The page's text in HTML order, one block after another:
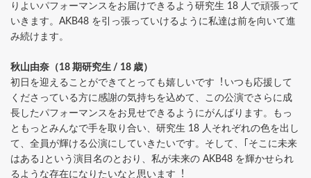
りよいパフォーマンスをお届けできるよう研究⽣ 18 ⼈で頑張って
いきます。AKB48 を引っ張っていけるように私達は前を向いて進
み続けます。
秋⼭由奈（18 期研究⽣ / 18 歳）
初⽇を迎えることができてとっても嬉しいです︕いつも応援して
くださっている⽅に感謝の気持ちを込めて、この公演でさらに成
⻑したパフォーマンスをお⾒せできるようにがんばります。もっ
ともっとみんなで⼿を取り合い、研究⽣ 18 ⼈それぞれの⾊を出し
て、全員が輝ける公演にしていきたいです。そして、｢そこに未来
はある｣という演⽬名のとおり、私が未来の AKB48 を輝かせられ
るような存在になりたいなと思います︕